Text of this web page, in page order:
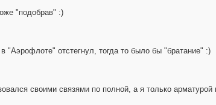
"подобрав" :)
отстегнул, тогда то было бы "братание" :)
своими связями по полной, а я только арматурой